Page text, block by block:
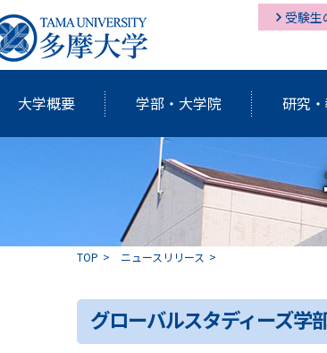
受験生
大学概要
大学概要
個性・特色「現代の志塾」
学部・大学院
学部・大学院
研究
研究・教育 研
研
アクティブ・ラーニングの多摩大
国際交流 経
国
就職支援 経
グ
図書館 多
多
TOP ニュースリリース
グローバルスタディーズ